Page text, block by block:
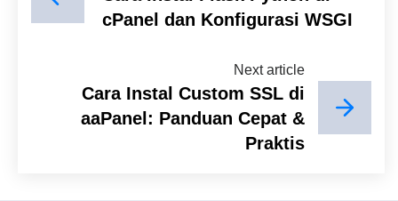
cPanel dan Konfigurasi WSGI
Next article
Cara Instal Custom SSL di
aaPanel: Panduan Cepat &
Praktis